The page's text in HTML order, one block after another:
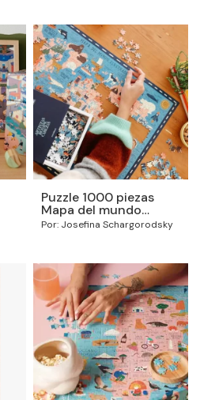
Puzzle 1000 piezas
Mapa del mundo
ilustrado
Por: Josefina Schargorodsky